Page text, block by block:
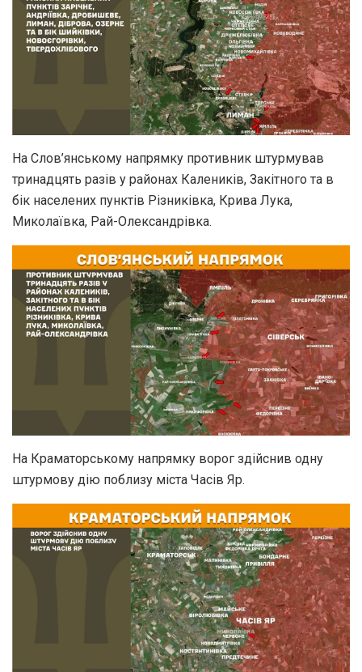
На Слов’янському напрямку противник штурмував
тринадцять разів у районах Калеників, Закітного та в
бік населених пунктів Різниківка, Крива Лука,
Миколаївка, Рай-Олександрівка.
На Краматорському напрямку ворог здійснив одну
штурмову дію поблизу міста Часів Яр.